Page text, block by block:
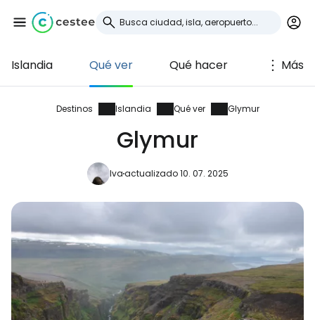
Islandia Qué ver Qué hacer Más
Destinos Islandia Qué ver Glymur
Glymur
Ivaactualizado 10. 07. 2025
Iniciar sesión en
Cestee
... la comunidad mundial de viajeros
Continuar con Facebook
Continuar con Email